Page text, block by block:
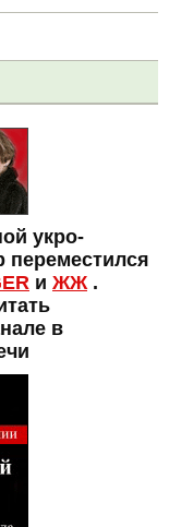
укро-
переместился
и ЖЖ .
в